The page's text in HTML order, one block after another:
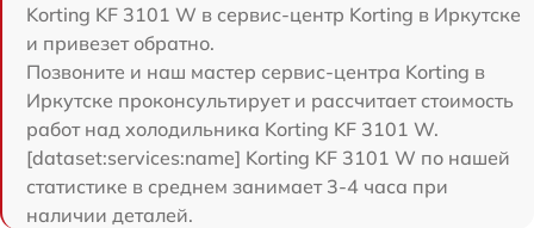
Korting KF 3101 W в сервис-центр Korting в Иркутске
и привезет обратно.
Позвоните и наш мастер сервис-центра Korting в
Иркутске проконсультирует и рассчитает стоимость
работ над холодильника Korting KF 3101 W.
[dataset:services:name] Korting KF 3101 W по нашей
статистике в среднем занимает 3-4 часа при
наличии деталей.